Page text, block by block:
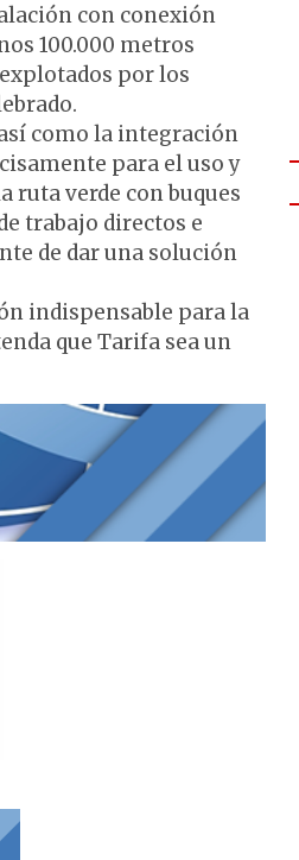
con conexión
100.000 metros
por los
como la integración
para el uso y
ruta verde con buques
trabajo directos e
de dar una solución
indispensable para la
que Tarifa sea un